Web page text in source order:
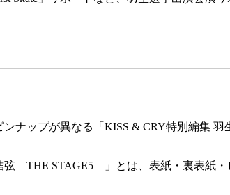
ナップが異なる「KISS & CRY特別編集
―THE STAGE5―」とは、表紙・裏表紙・